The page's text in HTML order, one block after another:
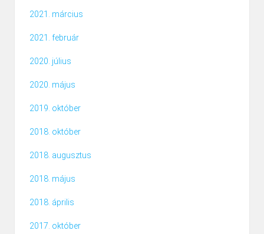
2021. március
2021. február
2020. július
2020. május
2019. október
2018. október
2018. augusztus
2018. május
2018. április
2017. október